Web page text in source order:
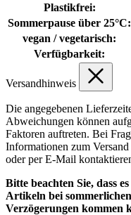
Plastikfrei:
Sommerpause über 25°C:
vegan / vegetarisch:
Verfügbarkeit:
Versandhinweis
Die angegebenen
Abweichungen können
Faktoren auftreten. Bei
Informationen zum
oder per E-Mail
Bitte beachten Sie, dass
Artikeln bei
Verzögerungen kommen